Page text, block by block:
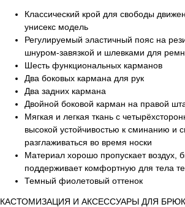
Классический крой для свободы
унисекс модель
Регулируемый эластичный пояс на
шнуром-завязкой и шлевками для
Шесть функциональных карманов
Два боковых кармана для рук
Два задних кармана
Двойной боковой карман на правой
Мягкая и легкая ткань с
высокой устойчивостью к сминанию и
разглаживаться во время носки
Материал хорошо пропускает воздух,
поддерживает комфортную для тела
Темный фиолетовый оттенок
КАСТОМИЗАЦИЯ И АКСЕССУАРЫ ДЛЯ БРЮК